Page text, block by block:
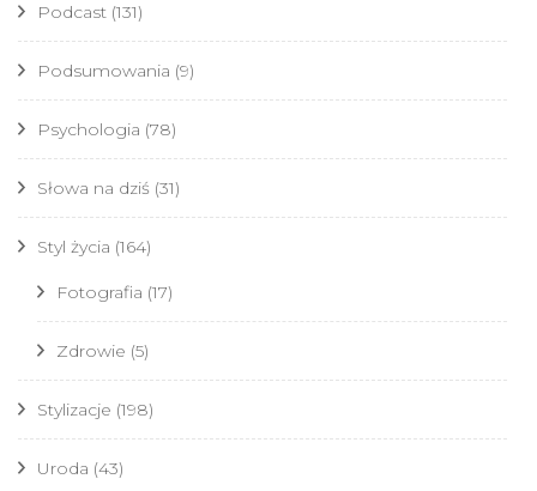
Podcast (131)
Podsumowania (9)
Psychologia (78)
Słowa na dziś (31)
Styl życia (164)
Fotografia (17)
Zdrowie (5)
Stylizacje (198)
Uroda (43)